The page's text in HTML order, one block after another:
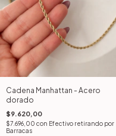
Cadena Manhattan - Acero
dorado
$9.620,00
$7.696,00 con Efectivo retirando por
Barracas